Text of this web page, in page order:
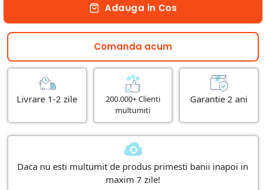
Adauga in Cos
Comanda acum
Livrare 1-2 zile
200.000+ Clienti
multumiti
Garantie 2 ani
Daca nu esti multumit de produs primesti banii inapoi in
maxim 7 zile!